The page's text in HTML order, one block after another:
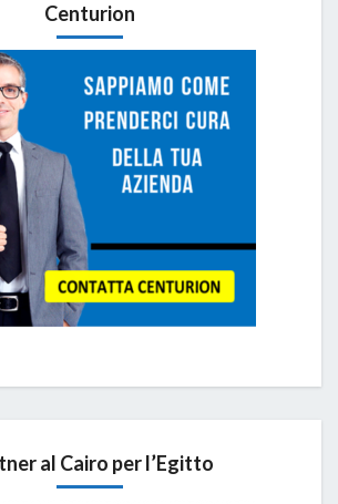
Centurion
al Cairo per l’Egitto